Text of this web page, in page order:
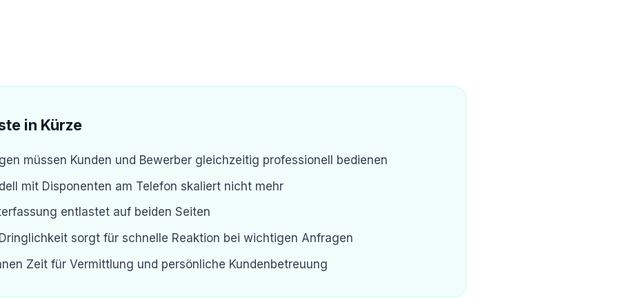
in Kürze
müssen Kunden und Bewerber gleichzeitig professionell bedienen
mit Disponenten am Telefon skaliert nicht mehr
entlastet auf beiden Seiten
sorgt für schnelle Reaktion bei wichtigen Anfragen
Zeit für Vermittlung und persönliche Kundenbetreuung